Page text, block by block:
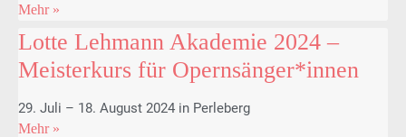
Mehr »
Lotte Lehmann Akademie 2024 –
Meisterkurs für Opernsänger*innen
29. Juli – 18. August 2024 in Perleberg
Mehr »